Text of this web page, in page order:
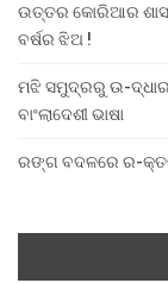
ଉତ୍ତର କୋରିଆର
ବର୍ଷର ଝିଅ !
ମଝି ସମୁଦ୍ରରୁ ଉ-ଦ୍ଧାର
ବାଂଲାଦେଶୀ ଭାଷା
ରଙ୍ଗ ବଦଳରେ ର-